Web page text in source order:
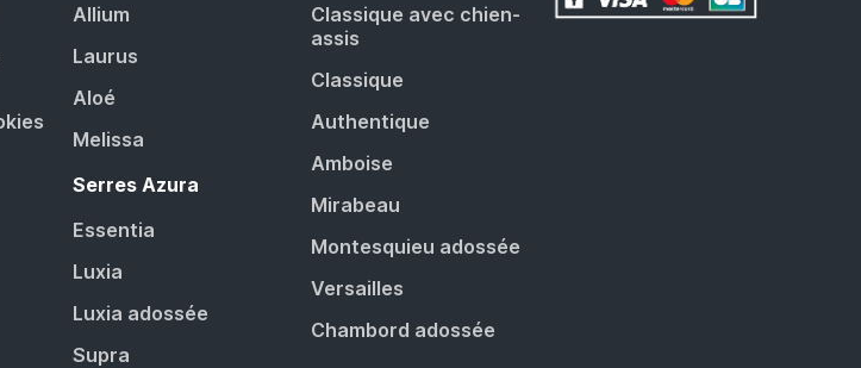
Allium
Laurus
Aloé
Melissa
Serres Azura
Essentia
Luxia
Luxia adossée
Supra
Classique avec chien-
assis
Classique
Authentique
Amboise
Mirabeau
Montesquieu adossée
Versailles
Chambord adossée